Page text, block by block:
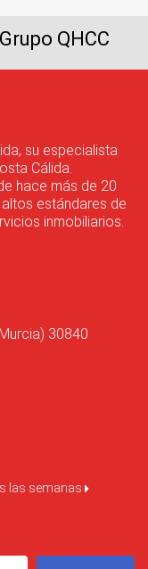
QHCC
su especialista
Cálida.
hace más de 20
estándares de
inmobiliarios.
30840
las semanas